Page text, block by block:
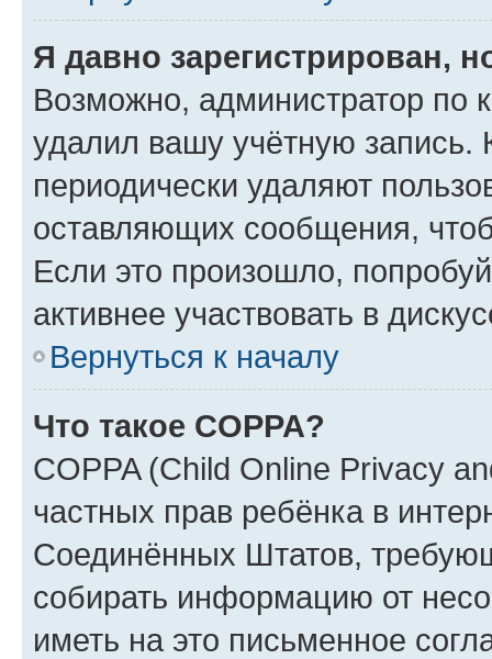
Я давно зарегистрирован,
Возможно, администратор по
удалил вашу учётную запись.
периодически удаляют
оставляющих сообщения,
Если это произошло,
активнее участвовать в
Вернуться к началу
Что такое COPPA?
COPPA (Child Online Privacy
частных прав ребёнка в
Соединённых Штатов,
собирать информацию от
иметь на это письменное